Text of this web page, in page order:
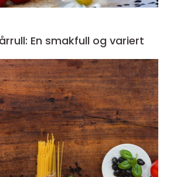
En smakfull og variert